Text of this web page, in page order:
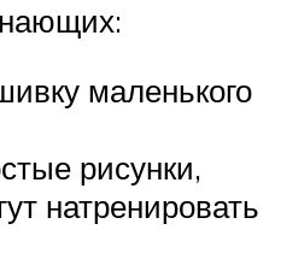
маленького
рисунки,
натренировать